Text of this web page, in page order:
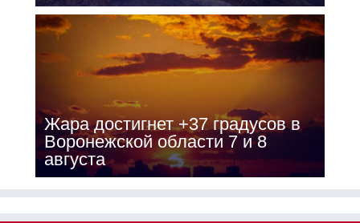
Жара достигнет +37 градусов в
Воронежской области 7 и 8
августа